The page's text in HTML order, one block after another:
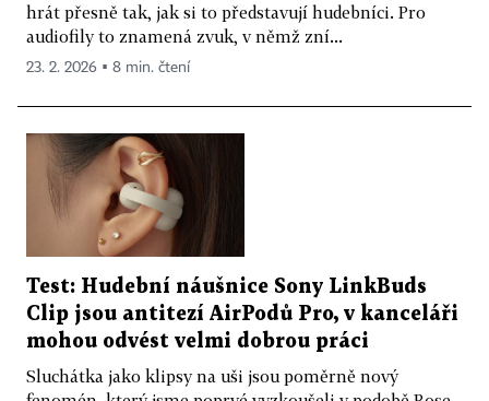
hrát přesně tak, jak si to představují hudebníci. Pro
audiofily to znamená zvuk, v němž zní...
23. 2. 2026 ▪ 8 min. čtení
Test: Hudební náušnice Sony LinkBuds
Clip jsou antitezí AirPodů Pro, v kanceláři
mohou odvést velmi dobrou práci
Sluchátka jako klipsy na uši jsou poměrně nový